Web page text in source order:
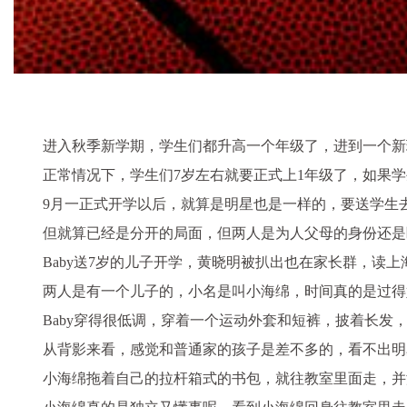
进入秋季新学期，学生们都升高一个年级了，进到一个
正常情况下，学生们7岁左右就要正式上1年级了，如果
9月一正式开学以后，就算是明星也是一样的，要送学
但就算已经是分开的局面，但两人是为人父母的身份还
Baby送7岁的儿子开学，黄晓明被扒出也在家长群，读上
两人是有一个儿子的，小名是叫小海绵，时间真的是过
Baby穿得很低调，穿着一个运动外套和短裤，披着长发
从背影来看，感觉和普通家的孩子是差不多的， 看不出
小海绵拖着自己的拉杆箱式的书包，就往教室里面走，